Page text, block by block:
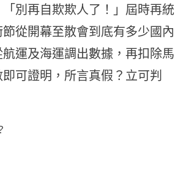
別再自欺欺人了！」屆時再統
從開幕至散會到底有多少國內
運及海運調出數據，再扣除馬
可證明，所言真假？立可判